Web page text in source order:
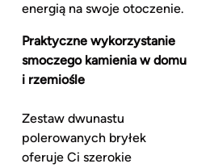
energią na swoje otoczenie.
Praktyczne wykorzystanie
smoczego kamienia w domu
i rzemiośle
Zestaw dwunastu
polerowanych bryłek
oferuje Ci szerokie